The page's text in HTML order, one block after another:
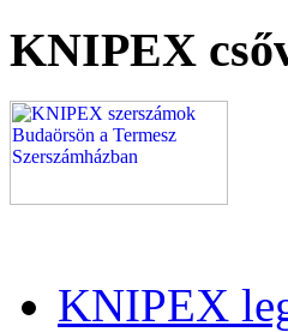
KNIPEX
KNIPEX